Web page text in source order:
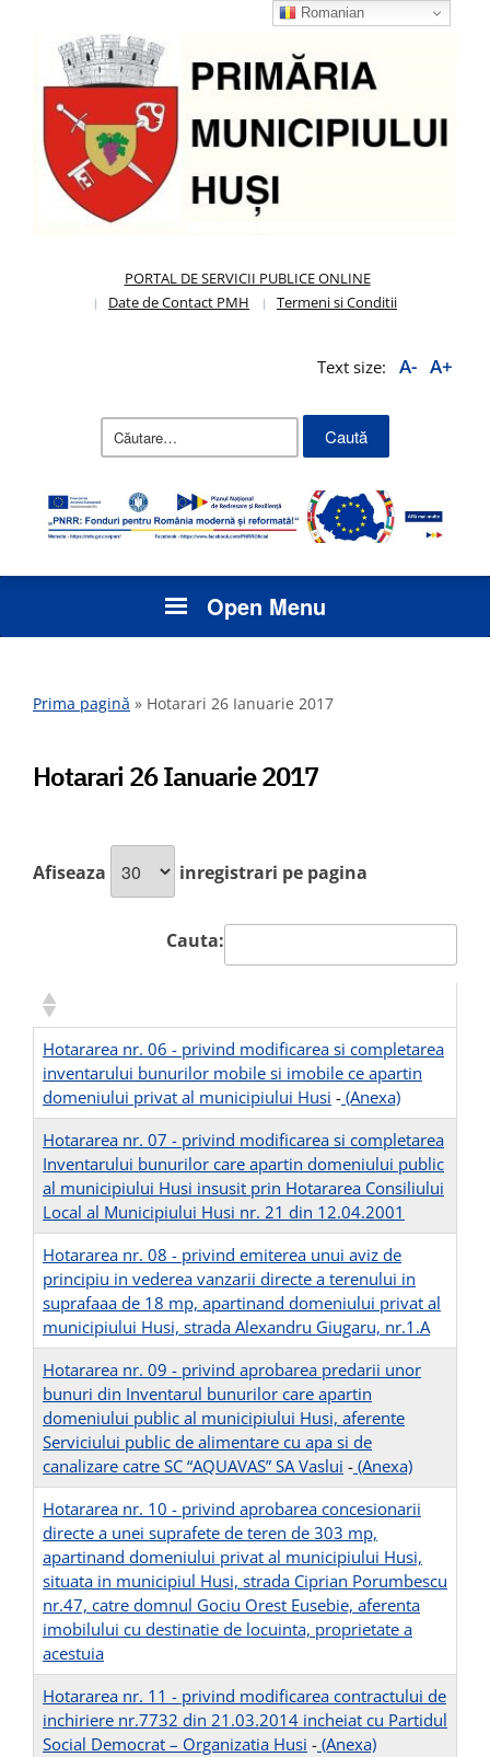
PORTAL DE SERVICII PUBLICE ONLINE
Date de Contact PMH
Termeni si Conditii
Text size: A- A+
Caută
Open Menu
Prima pagină » Hotarari 26 Ianuarie 2017
Hotarari 26 Ianuarie 2017
Afiseaza inregistrari pe pagina
Cauta:
Hotararea nr. 06 - privind modificarea si completarea
inventarului bunurilor mobile si imobile ce apartin
domeniului privat al municipiului Husi - (Anexa)
Hotararea nr. 07 - privind modificarea si completarea
Inventarului bunurilor care apartin domeniului public
al municipiului Husi insusit prin Hotararea Consiliului
Local al Municipiului Husi nr. 21 din 12.04.2001
Hotararea nr. 08 - privind emiterea unui aviz de
principiu in vederea vanzarii directe a terenului in
suprafaaa de 18 mp, apartinand domeniului privat al
municipiului Husi, strada Alexandru Giugaru, nr.1.A
Hotararea nr. 09 - privind aprobarea predarii unor
bunuri din Inventarul bunurilor care apartin
domeniului public al municipiului Husi, aferente
Serviciului public de alimentare cu apa si de
canalizare catre SC “AQUAVAS” SA Vaslui - (Anexa)
Hotararea nr. 10 - privind aprobarea concesionarii
directe a unei suprafete de teren de 303 mp,
apartinand domeniului privat al municipiului Husi,
situata in municipiul Husi, strada Ciprian Porumbescu
nr.47, catre domnul Gociu Orest Eusebie, aferenta
imobilului cu destinatie de locuinta, proprietate a
acestuia
Hotararea nr. 11 - privind modificarea contractului de
inchiriere nr.7732 din 21.03.2014 incheiat cu Partidul
Social Democrat – Organizatia Husi - (Anexa)
Romanian